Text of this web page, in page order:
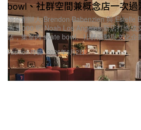
Fashion 時裝
bowl、社群空間兼概念店一次過
聯合創辦人 Brendon Babenzien 與 Estelle
個 5,000 呎 Noah Los Angeles 新店打造成
店，集室內 skate bowl、社群活動與文化企
2026年6月2日